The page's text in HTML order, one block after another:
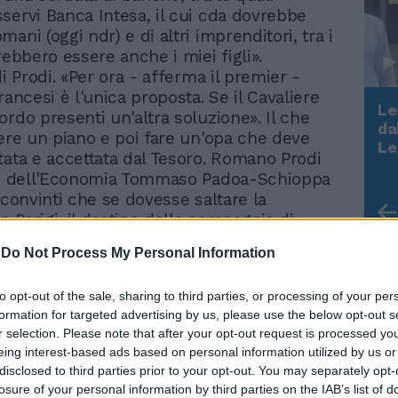
Do Not Process My Personal Information
opt-out of the sale, sharing to third parties, or processing of your
for targeted advertising by us, please use the below opt-out
selection. Please note that after your opt-out request is processed
interest-based ads based on personal information utilized by us
to third parties prior to your opt-out. You may separately
of your personal information by third parties on the IAB’s list of
Banca Intesa, il cui cda dovrebbe
(oggi ndr) e di altri imprenditori, tra i
essere anche i miei figli».
Prodi. «Per ora - afferma il premier -
è l'unica proposta. Se il Cavaliere
presenti un'altra soluzione». Il che
un piano e poi fare un'opa che deve
e accettata dal Tesoro. Romano Prodi
Tommaso Padoa-Schioppa
che se dovesse saltare la
Parigi, il destino della compagnia di
di Air France, Jean-Ceryl Spinetta, ieri ha
E questa, insieme al capitolo «cargo»,
condizioni «inaccettabili» per il Pdl. Ma il
Fi, An e Lega sia considerato da Parigi
Nonostante la dura presa di posizione di
non è comunque ancora detta l'ultima
Rudy Giuliani a Come States?
Trump, Meloni e la strategia
americana